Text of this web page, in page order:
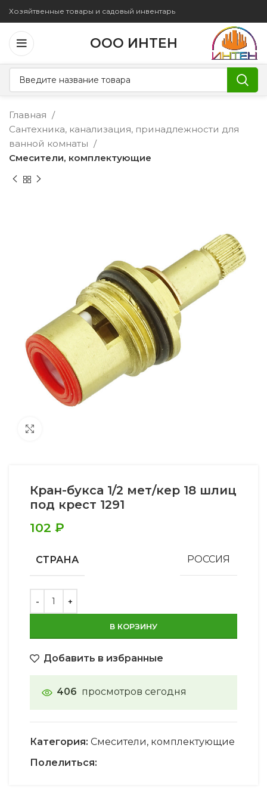
Хозяйтвенные товары и садовый инвентарь
ООО ИНТЕН
Главная
Сантехника, канализация, принадлежности для
ванной комнаты
Смесители, комплектующие
Кран-букса 1/2 мет/кер 18 шлиц
под крест 1291
102 ₽
СТРАНА РОССИЯ
В КОРЗИНУ
Добавить в избранные
406 просмотров сегодня
Категория: Смесители, комплектующие
Полелиться: